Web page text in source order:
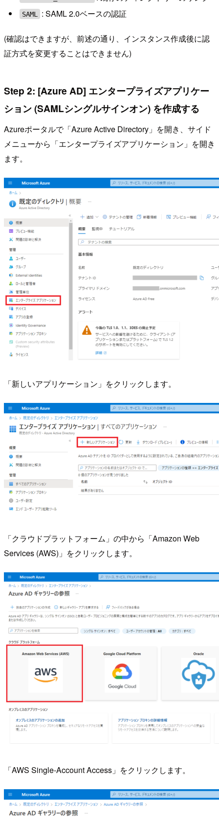
SAML : SAML 2.0ベースの認証
(確認はできますが、前述の通り、インスタンス作成後に認
証方式を変更することはできません)
Step 2: [Azure AD] エンタープライズアプリケー
ション (SAMLシングルサインオン) を作成する
Azureポータルで「Azure Active Directory」を開き、サイド
メニューから「エンタープライズアプリケーション」を開き
ます。
「新しいアプリケーション」をクリックします。
「クラウドプラットフォーム」の中から「Amazon Web
Services (AWS)」をクリックします。
「AWS Single-Account Access」をクリックします。